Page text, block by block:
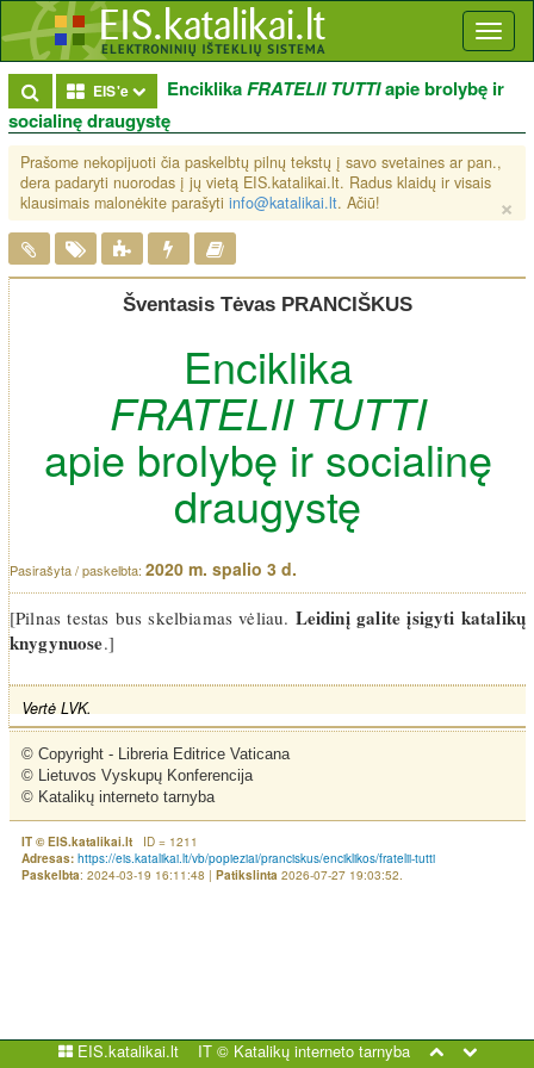
EIS'e Toggle Dropdown
EnciklikaFRATELII TUTTIapie brolybę ir
socialinę draugystę
Prašome nekopijuoti čia paskelbtų pilnų tekstų į savo svetaines ar pan.,
dera padaryti nuorodas į jų vietą EIS.katalikai.lt. Radus klaidų ir visais
klausimais malonėkite parašyti info@katalikai.lt. Ačiū! ×
Šventasis Tėvas PRANCIŠKUS
Enciklika
FRATELII TUTTI
apie brolybę ir socialinę
draugystę
2020 m. spalio 3 d.
[Pilnas testas bus skelbiamas vėliau. Leidinį galite įsigyti katalikų
knygynuose.]
Vertė LVK.
© Copyright - Libreria Editrice Vaticana
© Lietuvos Vyskupų Konferencija
© Katalikų interneto tarnyba
IT © EIS.katalikai.lt ID = 1211
Adresas: https://eis.katalikai.lt/vb/popieziai/pranciskus/enciklikos/fratelii-tutti
Paskelbta: 2024-03-19 16:11:48 | Patikslinta 2026-07-27 19:03:52.
EIS.katalikai.lt IT © Katalikų interneto tarnyba